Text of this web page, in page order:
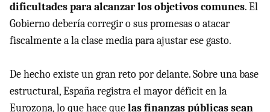
dificultades para alcanzar los objetivos comunes. El
Gobierno debería corregir o sus promesas o atacar
fiscalmente a la clase media para ajustar ese gasto.
De hecho existe un gran reto por delante. Sobre una base
estructural, España registra el mayor déficit en la
Eurozona, lo que hace quelas finanzas públicas sean